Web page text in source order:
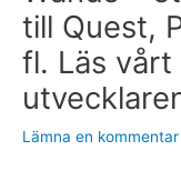
till Quest,
fl. Läs
Lämna en kommentar